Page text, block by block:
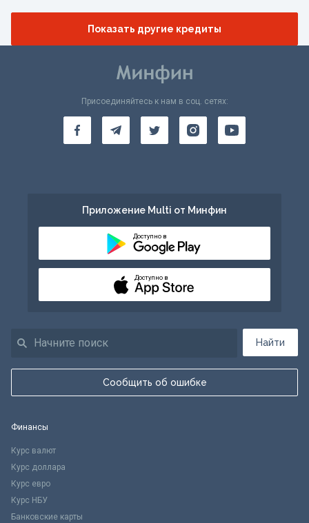
Показать другие кредиты
Найти
Сообщить об ошибке
Присоединяйтесь к нам в соц. сетях:
Приложение Multi от Минфин
Доступно в
Доступно в
Финансы
Курс валют
Курс доллара
Курс евро
Курс НБУ
Банковские карты